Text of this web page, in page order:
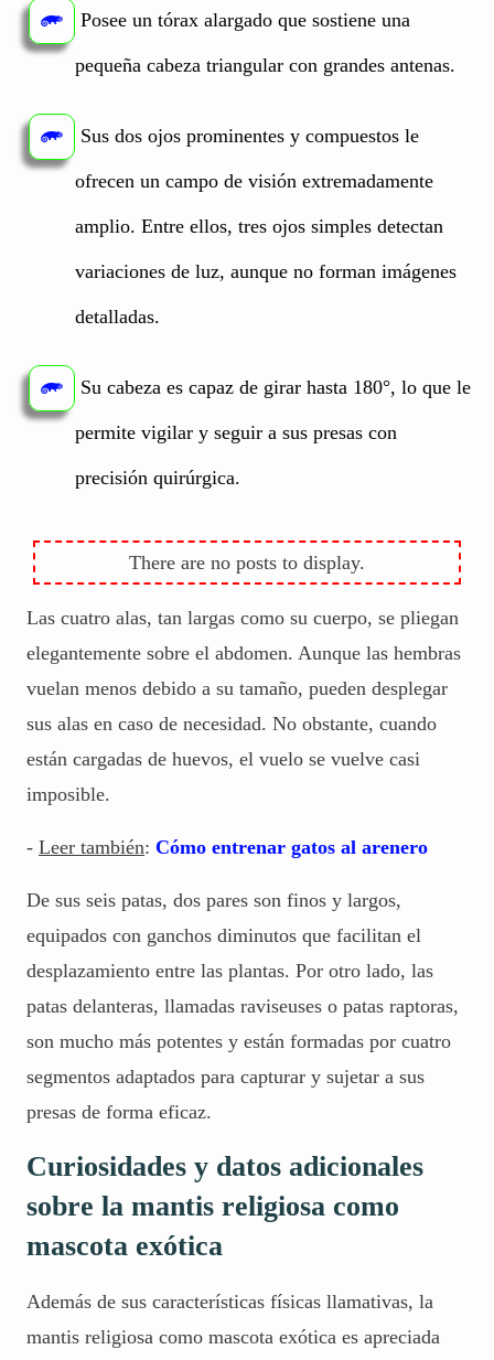
Posee un tórax alargado que sostiene una
pequeña cabeza triangular con grandes antenas.
Sus dos ojos prominentes y compuestos le
ofrecen un campo de visión extremadamente
amplio. Entre ellos, tres ojos simples detectan
variaciones de luz, aunque no forman imágenes
detalladas.
Su cabeza es capaz de girar hasta 180°, lo que le
permite vigilar y seguir a sus presas con
precisión quirúrgica.
Las cuatro alas, tan largas como su cuerpo, se pliegan
elegantemente sobre el abdomen. Aunque las hembras
vuelan menos debido a su tamaño, pueden desplegar
sus alas en caso de necesidad. No obstante, cuando
están cargadas de huevos, el vuelo se vuelve casi
imposible.
- Leer también: Cómo entrenar gatos al arenero
De sus seis patas, dos pares son finos y largos,
equipados con ganchos diminutos que facilitan el
desplazamiento entre las plantas. Por otro lado, las
patas delanteras, llamadas raviseuses o patas raptoras,
son mucho más potentes y están formadas por cuatro
segmentos adaptados para capturar y sujetar a sus
presas de forma eficaz.
Curiosidades y datos adicionales
sobre la mantis religiosa como
mascota exótica
Además de sus características físicas llamativas, la
mantis religiosa como mascota exótica es apreciada